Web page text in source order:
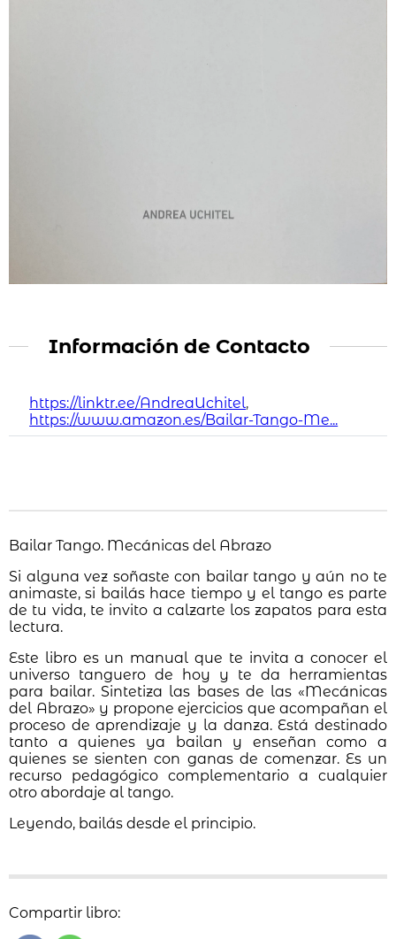
Información de Contacto
https://linktr.ee/AndreaUchitel,
https://www.amazon.es/Bailar-Tango-Me...
Bailar Tango. Mecánicas del Abrazo
Si alguna vez soñaste con bailar tango y aún no te
animaste, si bailás hace tiempo y el tango es parte
de tu vida, te invito a calzarte los zapatos para esta
lectura.
Este libro es un manual que te invita a conocer el
universo tanguero de hoy y te da herramientas
para bailar. Sintetiza las bases de las «Mecánicas
del Abrazo» y propone ejercicios que acompañan el
proceso de aprendizaje y la danza. Está destinado
tanto a quienes ya bailan y enseñan como a
quienes se sienten con ganas de comenzar. Es un
recurso pedagógico complementario a cualquier
otro abordaje al tango.
Leyendo, bailás desde el principio.
Compartir libro: